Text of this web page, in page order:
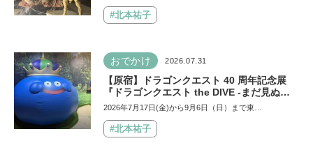
#北本祐子
おでかけ 2026.07.31
【原宿】ドラゴンクエスト 40 周年記念展
『ドラゴンクエスト the DIVE -まだ見ぬ冒
険の舞台へ-』が原宿ハラカドに登場！ VR体
楽しめる注目イベント
2026年7月17日(金)から9月6日（日）まで東…
#北本祐子